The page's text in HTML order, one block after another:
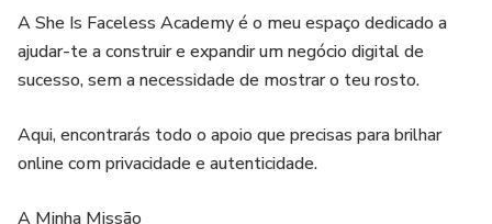
- Playbook Como Usar o Manychat (7,00€)
- Playbook Stories que Vendem (7,00€)
A She Is Faceless Academy é o meu espaço dedicado a
ajudar-te a construir e expandir um negócio digital de
sucesso, sem a necessidade de mostrar o teu rosto.
Aqui, encontrarás todo o apoio que precisas para brilhar
online com privacidade e autenticidade.
A Minha Missão